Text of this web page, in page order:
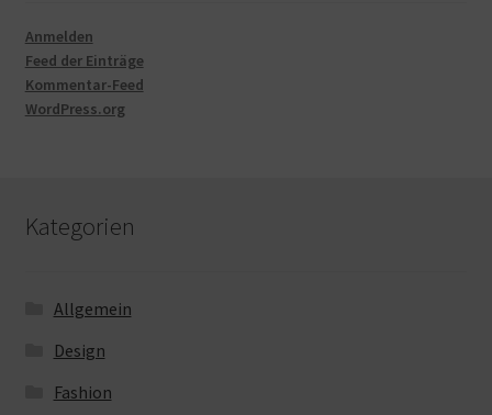
Anmelden
Feed der Einträge
Kommentar-Feed
WordPress.org
Kategorien
Allgemein
Design
Fashion